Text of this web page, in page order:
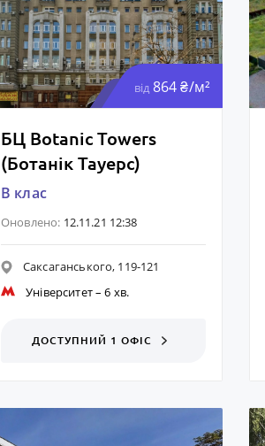
від 864 ₴/м²
БЦ Botanic Towers
(Ботанік Тауерс)
B клас
Оновлено: 12.11.21 12:38
Саксаганського, 119-121
Університет– 6 хв.
ДОСТУПНИЙ 1 ОФІС